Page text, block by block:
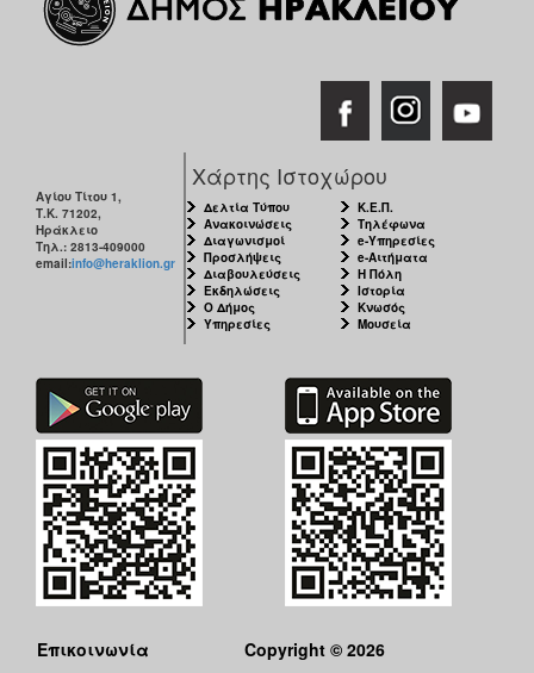
ΕΠΙΣΚΕΠΤΗΣ
Αγίου Τίτου 1,
Τ.Κ. 71202,
Ηράκλειο
Τηλ.: 2813-409000
email:info@heraklion.gr
Χάρτης Ιστοχώρου
Δελτία Τύπου
Ανακοινώσεις
Διαγωνισμοί
Προσλήψεις
Διαβουλεύσεις
Εκδηλώσεις
Ο Δήμος
Υπηρεσίες
Κ.Ε.Π.
Τηλέφωνα
e-Υπηρεσίες
e-Αιτήματα
Η Πόλη
Ιστορία
Κνωσός
Μουσεία
Επικοινωνία Copyright © 2026